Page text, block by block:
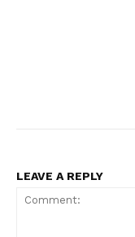
LEAVE A REPLY